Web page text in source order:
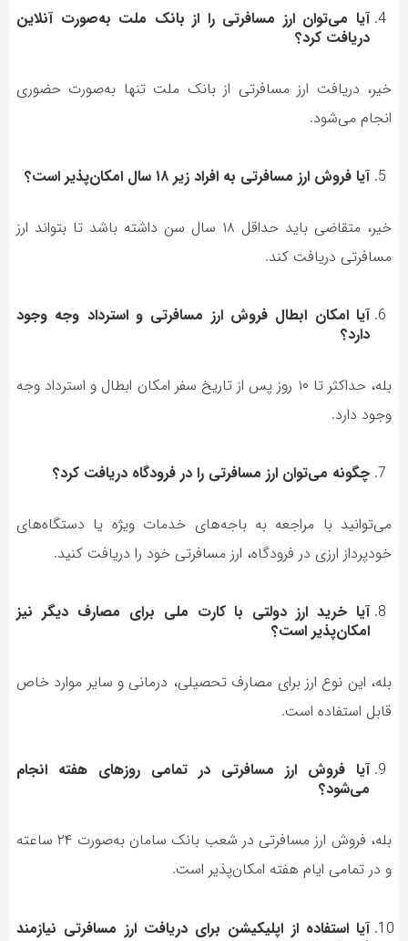
آیا می‌توان ارز مسافرتی را از بانک ملت به‌صورت آنلاین
دریافت کرد؟
خیر، دریافت ارز مسافرتی از بانک ملت تنها به‌صورت حضوری
انجام می‌شود.
آیا فروش ارز مسافرتی به افراد زیر ۱۸ سال امکان‌پذیر است؟
خیر، متقاضی باید حداقل ۱۸ سال سن داشته باشد تا بتواند ارز
مسافرتی دریافت کند.
آیا امکان ابطال فروش ارز مسافرتی و استرداد وجه وجود
دارد؟
بله، حداکثر تا ۱۰ روز پس از تاریخ سفر امکان ابطال و استرداد وجه
وجود دارد.
چگونه می‌توان ارز مسافرتی را در فرودگاه دریافت کرد؟
می‌توانید با مراجعه به باجه‌های خدمات ویژه یا دستگاه‌های
خودپرداز ارزی در فرودگاه، ارز مسافرتی خود را دریافت کنید.
آیا خرید ارز دولتی با کارت ملی برای مصارف دیگر نیز
امکان‌پذیر است؟
بله، این نوع ارز برای مصارف تحصیلی، درمانی و سایر موارد خاص
قابل استفاده است.
آیا فروش ارز مسافرتی در تمامی روزهای هفته انجام
می‌شود؟
بله، فروش ارز مسافرتی در شعب بانک سامان به‌صورت ۲۴ ساعته
و در تمامی ایام هفته امکان‌پذیر است.
آیا استفاده از اپلیکیشن برای دریافت ارز مسافرتی نیازمند